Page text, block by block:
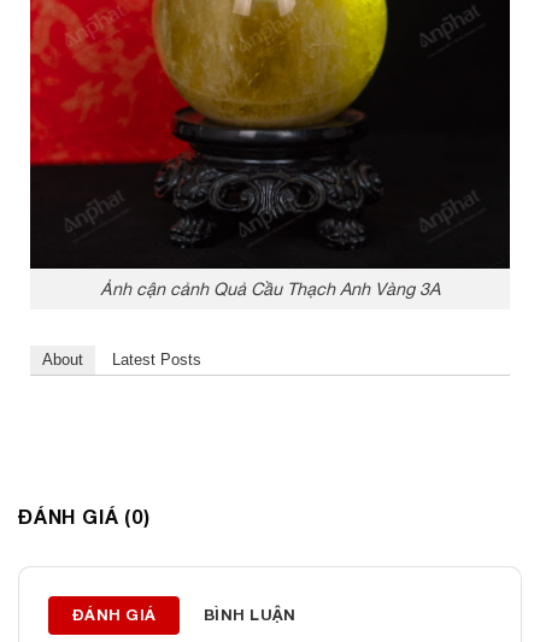
Ảnh cận cảnh Quả Cầu Thạch Anh Vàng 3A
About Latest Posts
ĐÁ PHONG THỦY AN PHÁT – LỰA CHỌN SỐ 1 VỀ ĐÁ
ĐÁNH GIÁ (0)
ĐÁNH GIÁ BÌNH LUẬN